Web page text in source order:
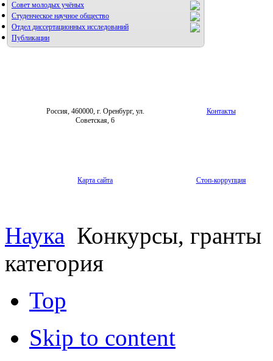
Совет молодых учёных
Студенческое научное общество
Отдел диссертационных исследований
Публикации
Россия, 460000, г. Оренбург, ул.
Советская, 6
Контакты
Карта сайта Стоп-коррупция
Наука Конкурсы, гранты
категория
Top
Skip to content